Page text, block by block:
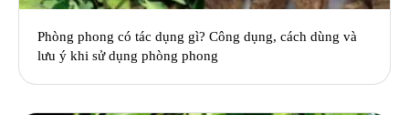
Phòng phong có tác dụng gì? Công dụng, cách dùng và
lưu ý khi sử dụng phòng phong